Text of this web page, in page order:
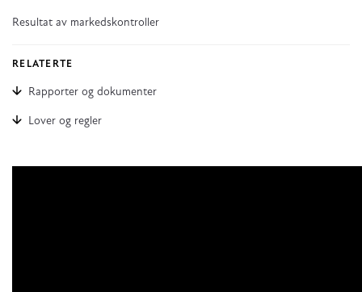
Resultat av markedskontroller
RELATERTE
Rapporter og dokumenter
Lover og regler